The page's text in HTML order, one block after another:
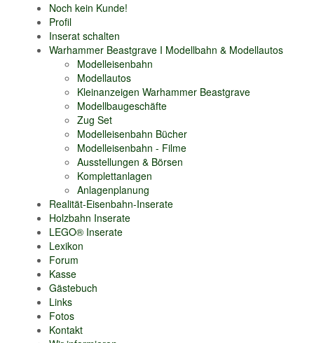
Noch kein Kunde!
Profil
Inserat schalten
Warhammer Beastgrave I Modellbahn & Modellautos
Modelleisenbahn
Modellautos
Kleinanzeigen Warhammer Beastgrave
Modellbaugeschäfte
Zug Set
Modelleisenbahn Bücher
Modelleisenbahn - Filme
Ausstellungen & Börsen
Komplettanlagen
Anlagenplanung
Realität-Eisenbahn-Inserate
Holzbahn Inserate
LEGO® Inserate
Lexikon
Forum
Kasse
Gästebuch
Links
Fotos
Kontakt